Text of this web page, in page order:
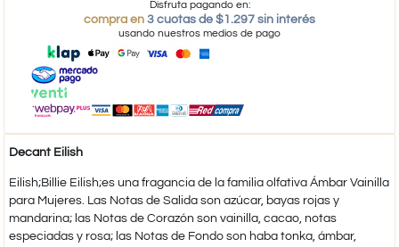
Disfruta pagando en:
compra en 3 cuotas de $1.297 sin interés
usando nuestros medios de pago
Decant Eilish
Eilish;Billie Eilish;es una fragancia de la familia olfativa Ámbar Vainilla
para Mujeres. Las Notas de Salida son azúcar, bayas rojas y
mandarina; las Notas de Corazón son vainilla, cacao, notas
especiadas y rosa; las Notas de Fondo son haba tonka, ámbar,